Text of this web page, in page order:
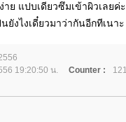
ย แปบเดียวซึมเข้าผิวเลย
งไงเดี๋ยวมาว่ากันอีกทีเนาะ
19:20:50 น. Counter :